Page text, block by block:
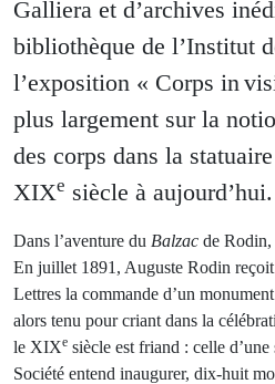
Galliera et d’archives
bibliothèque de l’Institut
l’exposition « Corps in
plus largement sur la
des corps dans la
XIXe siècle à aujourd’hui.
Dans l’aventure du Balzac de Rodin,
En juillet 1891, Auguste Rodin reçoit
Lettres la commande d’un
alors tenu pour criant dans la
le XIXe siècle est friand : celle
Société entend inaugurer, dix-huit